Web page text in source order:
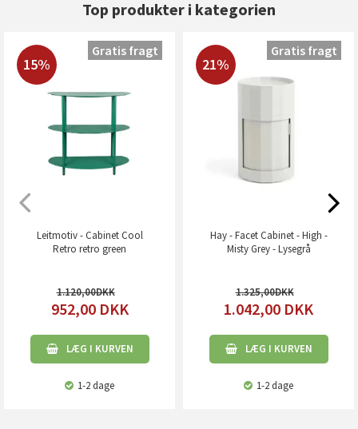
Top produkter i kategorien
15%
Leitmotiv - Cabinet Cool
Retro retro green
1.120,00
952,00 DKK
LÆG I KURVEN
1-2 dage
Gratis fragt
21%
Hay - Facet Cabinet - High -
Misty Grey - Lysegrå
1.325,00
1.042,00 DKK
LÆG I KURVEN
1-2 dage
Gratis fragt